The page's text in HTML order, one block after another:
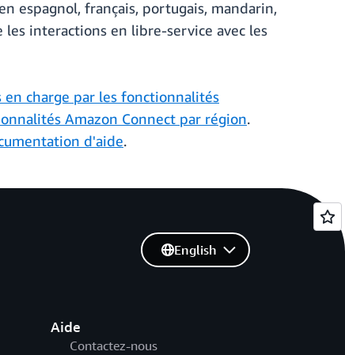
espagnol, français, portugais, mandarin,
interactions en libre-service avec les
en charge par les fonctionnalités
Amazon Connect par région.
d'aide.
Aide
Contactez-nous
English